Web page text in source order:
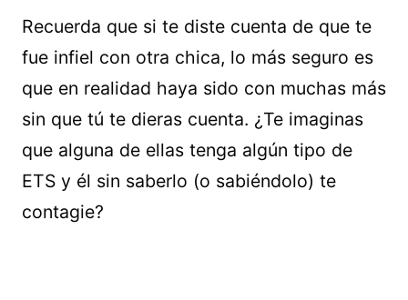
Recuerda que si te diste cuenta de que te
fue infiel con otra chica, lo más seguro es
que en realidad haya sido con muchas más
sin que tú te dieras cuenta. ¿Te imaginas
que alguna de ellas tenga algún tipo de
ETS y él sin saberlo (o sabiéndolo) te
contagie?